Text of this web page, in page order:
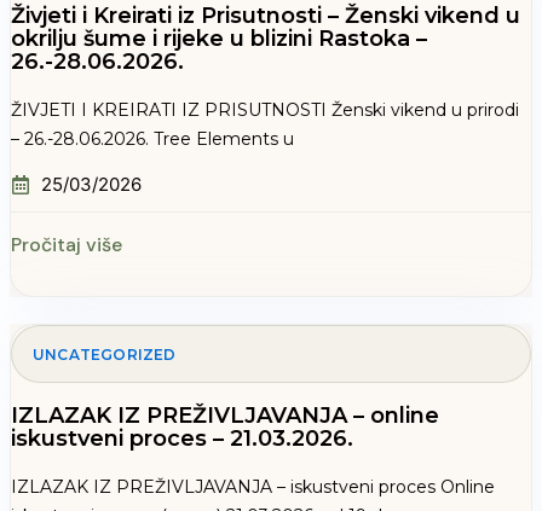
Živjeti i Kreirati iz Prisutnosti – Ženski vikend u
okrilju šume i rijeke u blizini Rastoka –
26.-28.06.2026.
ŽIVJETI I KREIRATI IZ PRISUTNOSTI Ženski vikend u prirodi
– 26.-28.06.2026. Tree Elements u
25/03/2026
Pročitaj više
UNCATEGORIZED
IZLAZAK IZ PREŽIVLJAVANJA – online
iskustveni proces – 21.03.2026.
IZLAZAK IZ PREŽIVLJAVANJA – iskustveni proces Online